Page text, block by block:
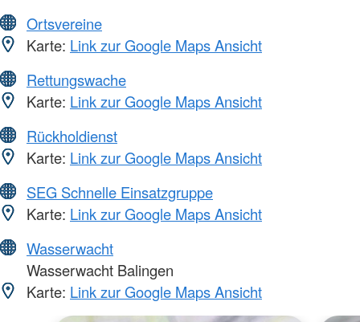
Ortsvereine
Karte: Link zur Google Maps Ansicht
Rettungswache
Karte: Link zur Google Maps Ansicht
Rückholdienst
Karte: Link zur Google Maps Ansicht
SEG Schnelle Einsatzgruppe
Karte: Link zur Google Maps Ansicht
Wasserwacht
Wasserwacht Balingen
Karte: Link zur Google Maps Ansicht